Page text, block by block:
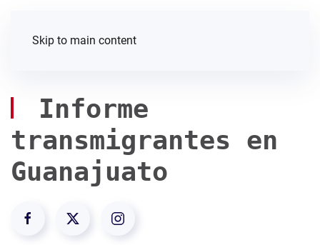
Skip to main content
Informe
transmigrantes en
Guanajuato